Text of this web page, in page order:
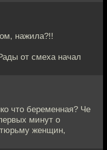
нажила?!!
от смеха начал
что беременная? Че
минут о
женщин,